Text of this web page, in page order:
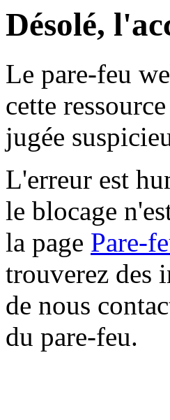
Désolé,
Le pare-feu
cette
jugée
L'erreur est
le blocage
la page Pare-
trouverez des
de nous
du pare-feu.